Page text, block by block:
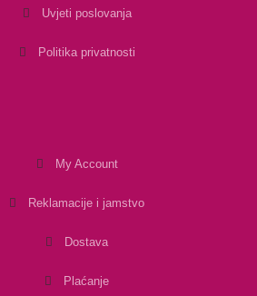
Uvjeti poslovanja
Politika privatnosti
My Account
Reklamacije i jamstvo
Dostava
Plaćanje